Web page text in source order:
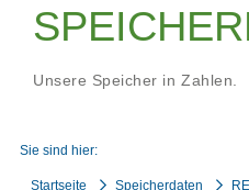
Unsere Speicher in Zahlen.
Sie sind hier:
Startseite Speicherdaten